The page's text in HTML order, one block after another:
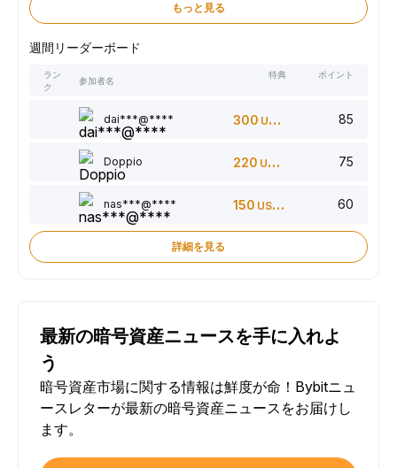
もっと見る
週間リーダーボード
ラン
ク
参加者名
特典 ポイント
dai***@**** 300 USDT 85
Doppio 220 USDT 75
nas***@**** 150 USDT 60
詳細を見る
最新の暗号資産ニュースを手に入れよ
う
暗号資産市場に関する情報は鮮度が命！Bybitニュ
ースレターが最新の暗号資産ニュースをお届けし
ます。